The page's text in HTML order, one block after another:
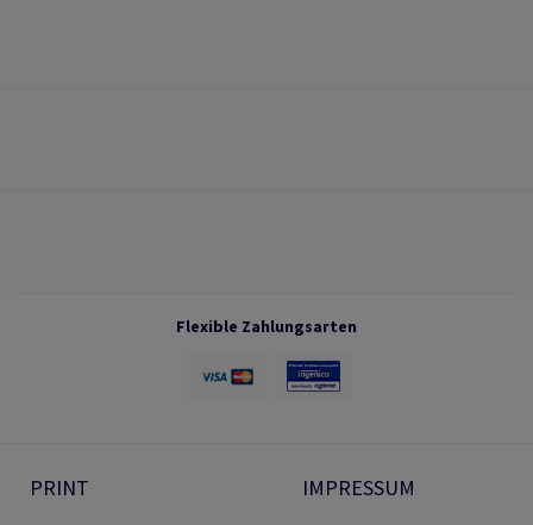
Flexible Zahlungsarten
PRINT
IMPRESSUM